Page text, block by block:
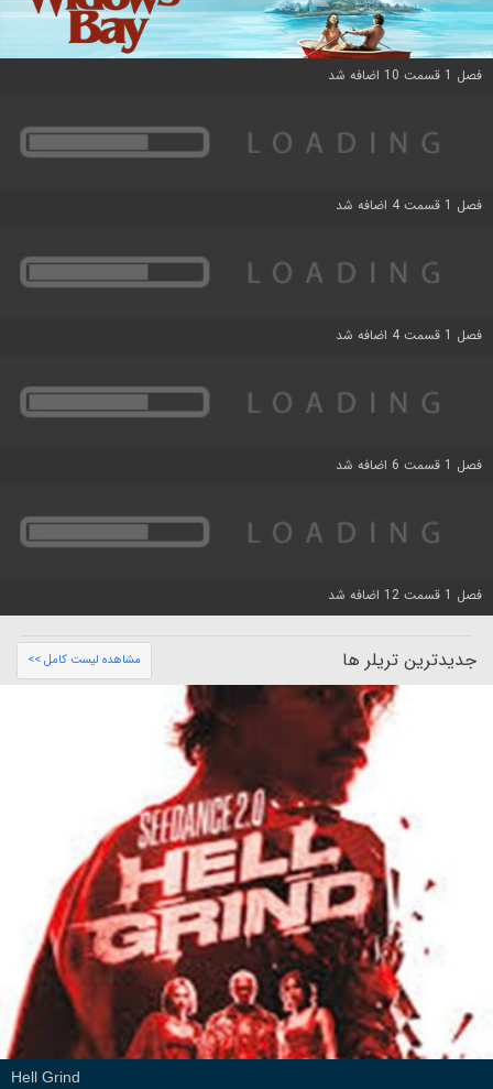
فصل 1 قسمت 10 اضافه شد
فصل 1 قسمت 4 اضافه شد
فصل 1 قسمت 4 اضافه شد
فصل 1 قسمت 6 اضافه شد
فصل 1 قسمت 12 اضافه شد
جدیدترین تریلر ها مشاهده لیست کامل >>
Hell Grind